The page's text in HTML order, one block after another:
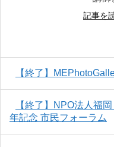
記事を
【終了】
【終了】NPO法人福
年記念 市民フォーラム